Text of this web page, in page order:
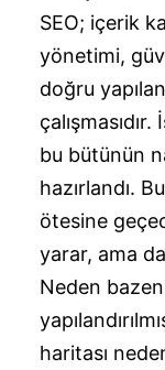
SEO; içerik
yönetimi,
doğru
bu bütünün
hazırlandı.
ötesine
yarar, ama
Neden
haritası